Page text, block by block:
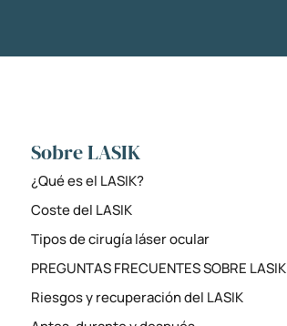
Sobre LASIK
¿Qué es el LASIK?
Coste del LASIK
Tipos de cirugía láser ocular
PREGUNTAS FRECUENTES SOBRE LASIK
Riesgos y recuperación del LASIK